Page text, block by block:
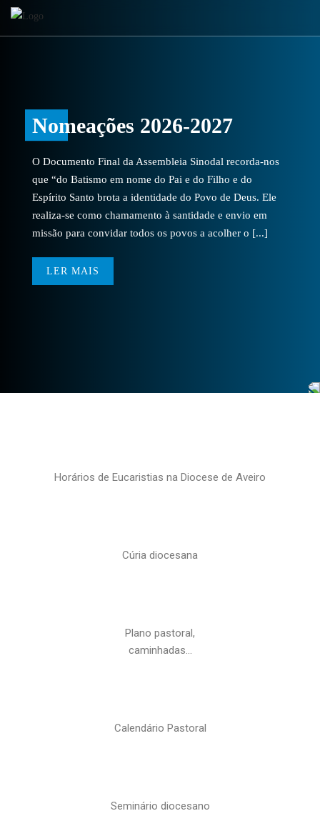
Nomeações 2026-2027
O Documento Final da Assembleia Sinodal recorda-nos
que “do Batismo em nome do Pai e do Filho e do
Espírito Santo brota a identidade do Povo de Deus. Ele
realiza-se como chamamento à santidade e envio em
missão para convidar todos os povos a acolher o [...]
LER MAIS
Horários de Eucaristias na Diocese de Aveiro
Cúria diocesana
Plano pastoral,
caminhadas…
Calendário Pastoral
Seminário diocesano